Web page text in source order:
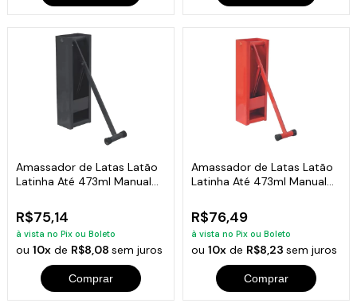
Amassador de Latas Latão
Latinha Até 473ml Manual
R$75,14
à vista no Pix ou Boleto
ou10x de R$8,08sem juros
Comprar
Amassador de Latas Latão
Latinha Até 473ml Manual
R$76,49
à vista no Pix ou Boleto
ou 10xde R$8,23 sem juros
Comprar